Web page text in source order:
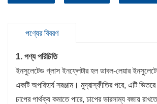
পণ্যের বিবরণ
1. পণ্য পরিচিতি
ইনসুলেটেড গ্লাস ইনফ্লেটার হল ডাবল-লেয়ার
একটি অপরিহার্য সরঞ্জাম। মুদ্রাস্ফীতির পরে, এটি
চাপের পার্থক্য কমাতে পারে, চাপের ভারসাম্য বজায়